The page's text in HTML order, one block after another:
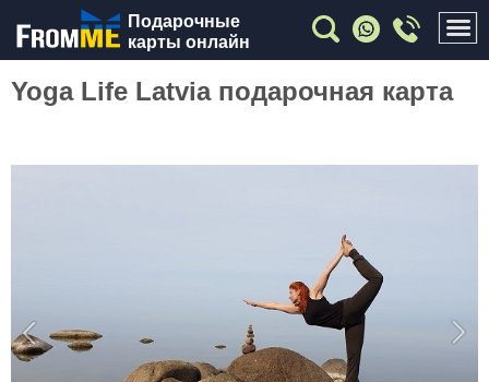
Подарочные
карты онлайн
Yoga Life Latvia подарочная карта
Previous